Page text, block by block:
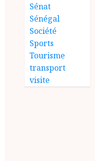
Sénat
Sénégal
Société
Sports
Tourisme
transport
visite